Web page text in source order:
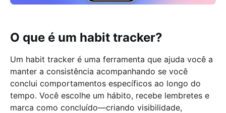
O que é um habit tracker?
Um habit tracker é uma ferramenta que ajuda você a
manter a consistência acompanhando se você
conclui comportamentos específicos ao longo do
tempo. Você escolhe um hábito, recebe lembretes e
marca como concluído—criando visibilidade,